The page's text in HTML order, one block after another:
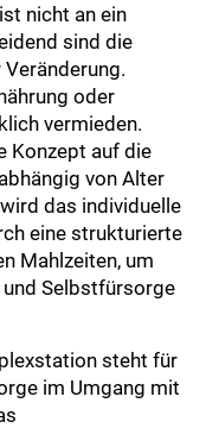
nicht an ein
sind die
oder
vermieden.
Konzept auf die
von Alter
das individuelle
eine strukturierte
Mahlzeiten, um
Selbstfürsorge
steht für
im Umgang mit